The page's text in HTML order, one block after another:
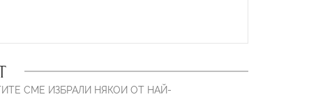
СМЕ ИЗБРАЛИ НЯКОИ ОТ НАЙ-